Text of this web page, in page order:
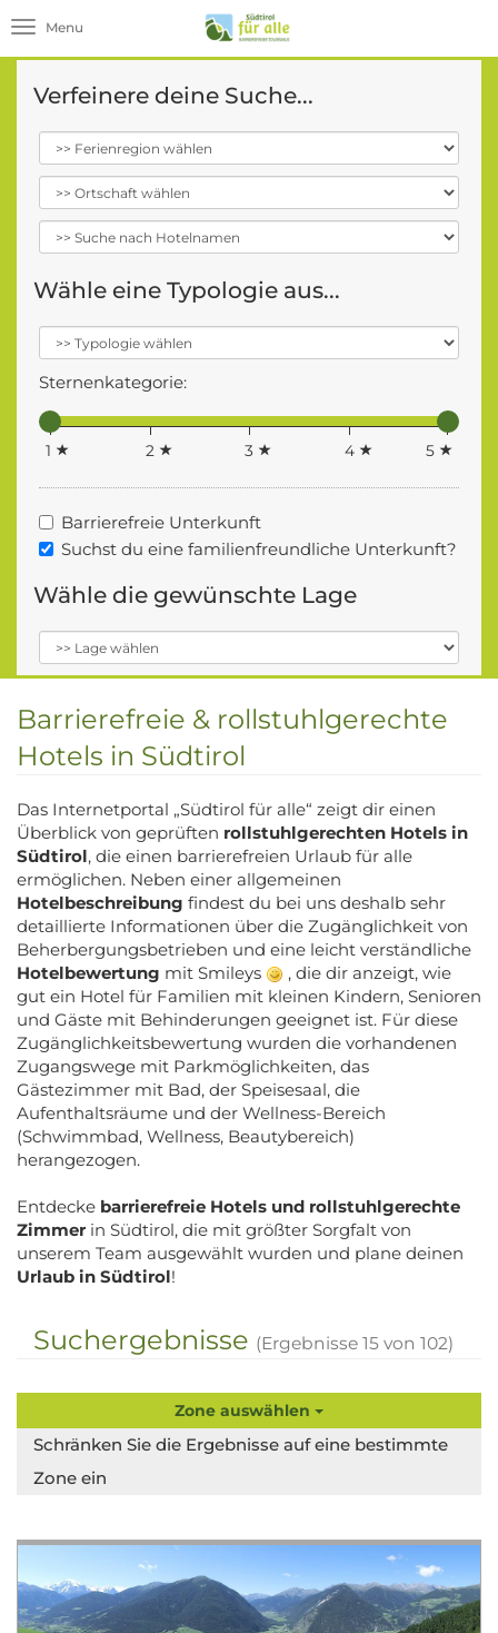
Toggle navigation
Verfeinere deine Suche...
Wähle eine Typologie aus...
Sternenkategorie:
1 2 3 4 5
Barrierefreie Unterkunft
Suchst du eine familienfreundliche Unterkunft?
Wähle die gewünschte Lage
Barrierefreie & rollstuhlgerechte
Hotels in Südtirol
Das Internetportal „Südtirol für alle“ zeigt dir einen
Überblick von geprüften rollstuhlgerechten Hotels in
Südtirol, die einen barrierefreien Urlaub für alle
ermöglichen. Neben einer allgemeinen
Hotelbeschreibung findest du bei uns deshalb sehr
detaillierte Informationen über die Zugänglichkeit von
Beherbergungsbetrieben und eine leicht verständliche
Hotelbewertung mit Smileys
, die dir anzeigt, wie
gut ein Hotel für Familien mit kleinen Kindern, Senioren
und Gäste mit Behinderungen geeignet ist. Für diese
Zugänglichkeitsbewertung wurden die vorhandenen
Zugangswege mit Parkmöglichkeiten, das
Gästezimmer mit Bad, der Speisesaal, die
Aufenthaltsräume und der Wellness-Bereich
(Schwimmbad, Wellness, Beautybereich)
herangezogen.
Entdecke barrierefreie Hotels und rollstuhlgerechte
Zimmer in Südtirol, die mit größter Sorgfalt von
unserem Team ausgewählt wurden und plane deinen
Urlaub in Südtirol!
Suchergebnisse (Ergebnisse 15 von 102)
Zone auswählen
Schränken Sie die Ergebnisse auf eine bestimmte
Zone ein